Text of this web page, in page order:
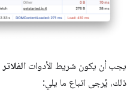
يجب أن يكون شريط الأدوات الفلاتر
ذلك، يُرجى اتباع ما يلي: